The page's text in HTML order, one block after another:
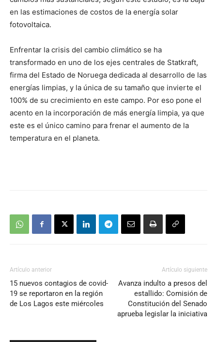
en las estimaciones de costos de la energía solar
fotovoltaica.
Enfrentar la crisis del cambio climático se ha
transformado en uno de los ejes centrales de Statkraft,
firma del Estado de Noruega dedicada al desarrollo de las
energías limpias, y la única de su tamaño que invierte el
100% de su crecimiento en este campo. Por eso pone el
acento en la incorporación de más energía limpia, ya que
este es el único camino para frenar el aumento de la
temperatura en el planeta.
Artículo anterior
15 nuevos contagios de covid-
19 se reportaron en la región
de Los Lagos este miércoles
Artículo siguiente
Avanza indulto a presos del
estallido: Comisión de
Constitución del Senado
aprueba legislar la iniciativa